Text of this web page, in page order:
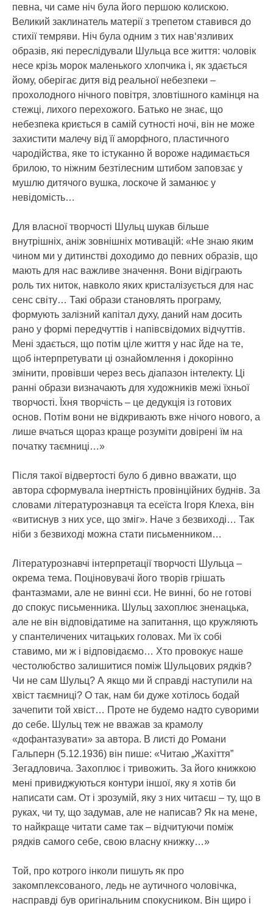
певна, чи саме ніч була його першою колискою.
Великий заклинатель матерії з трепетом ставився до
стихії темряви. Ніч була одним з тих нав‘язливих
образів, які переслідували Шульца все життя: чоловік
несе крізь морок маленького хлопчика і, як здається
йому, оберігає дитя від реальної небезпеки –
прохолодного нічного повітря, зловтішного камінця на
стежці, лихого перехожого. Батько не знає, що
небезпека криється в самій сутності ночі, він не може
захистити малечу від її аморфного, пластичного
чародійства, яке то істуканно й вороже надимається
брилою, то ніжним безтілесним штибом заповзає у
мушлю дитячого вушка, лоскоче й заманює у
невідомість…
Для власної творчості Шульц шукав більше
внутрішніх, аніж зовнішніх мотивацій: «Не знаю яким
чином ми у дитинстві доходимо до певних образів, що
мають для нас важливе значення. Вони відіграють
роль тих ниток, навколо яких кристалізується для нас
сенс світу… Такі образи становлять програму,
формують залізний капітал духу, даний нам досить
рано у формі передчуттів і напівсвідомих відчуттів.
Мені здається, що потім ціле життя у нас йде на те,
щоб інтерпретувати ці ознайомлення і докорінно
змінити, провівши через весь діапазон інтелекту. Ці
ранні образи визначають для художників межі їхньої
творчості. Їхня творчість – це дедукція із готових
основ. Потім вони не відкривають вже нічого нового, а
лише вчаться щораз краще розуміти довірені їм на
початку таємниці…»
Після такої відвертості було б дивно вважати, що
автора сформувала інертність провінційних буднів. За
словами літературознавця та есеїста Ігоря Клеха, він
«витиснув з них усе, що зміг». Наче з безвиході… Так
ніби з безвиході можна стати письменником…
Літературознавчі інтерпретації творчості Шульца –
окрема тема. Поціновувачі його творів грішать
фантазмами, але не винні єси. Не винні, бо не готові
до спокус письменника. Шульц захоплює зненацька,
але не він відповідатиме на запитання, що кружляють
у спантеличених читацьких головах. Ми їх собі
ставимо, ми ж і відповідаємо… Хто провокує наше
честолюбство залишитися поміж Шульцових рядків?
Чи не сам Шульц? А якщо ми й справді наступили на
хвіст таємниці? О так, нам би дуже хотілось бодай
зачепити той хвіст… Проте не будемо надто суворими
до себе. Шульц теж не вважав за крамолу
«дофантазувати» за автора. В листі до Романи
Гальперн (5.12.1936) він пише: «Читаю „Жахіття”
Зегадловича. Захоплює і тривожить. За його книжкою
мені привиджуються контури іншої, яку я хотів би
написати сам. От і зрозумій, яку з них читаєш – ту, що в
руках, чи ту, що задумав, але не написав? Як на мене,
то найкраще читати саме так – відчитуючи поміж
рядків самого себе, свою власну книжку…»
Той, про котрого інколи пишуть як про
закомплексованого, ледь не аутичного чоловічка,
насправді був оригінальним спокусником. Він щиро і